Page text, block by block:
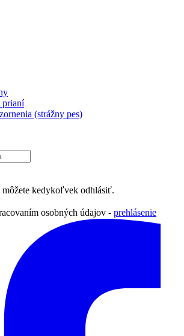
prianí
(strážny pes)
môžete kedykoľvek odhlásiť.
osobných údajov - prehlásenie